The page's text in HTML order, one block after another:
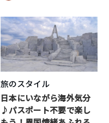
旅のスタイル
日本にいながら海外気分
♪パスポート不要で楽し